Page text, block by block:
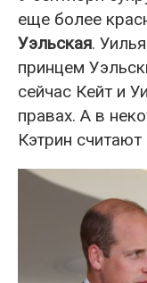
еще более
Уэльская.
принцем
сейчас Кейт и
правах. А в
Кэтрин